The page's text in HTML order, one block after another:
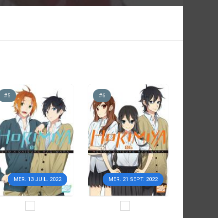
MER. 13 JUIL. 2022
#5
MER. 21 SEPT. 2022
#6